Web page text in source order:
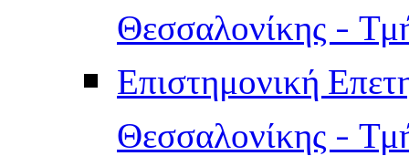
Θεσσαλονίκης -
Επιστημονική
Θεσσαλονίκης -